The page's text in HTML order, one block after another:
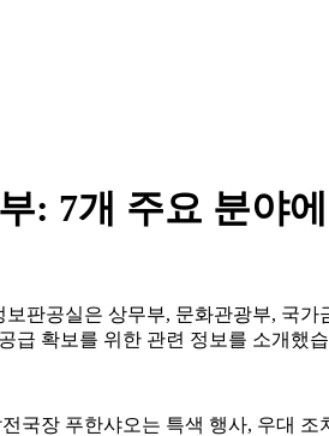
: 7개 주요 분야
보판공실은 상무부, 문화관광부, 국
급 확보를 위한 관련 정보를 소개했
국장 푸한샤오는 특색 행사, 우대